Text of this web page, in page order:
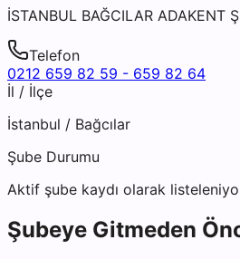
İSTANBUL BAĞCILAR
Telefon
0212 659 82 59 - 659 82 64
İl / İlçe
İstanbul / Bağcılar
Şube Durumu
Aktif şube kaydı olarak
Şubeye Gitmeden